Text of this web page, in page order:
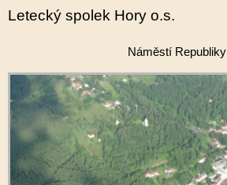
Letecký spolek Hory o.s.
Náměstí Republiky